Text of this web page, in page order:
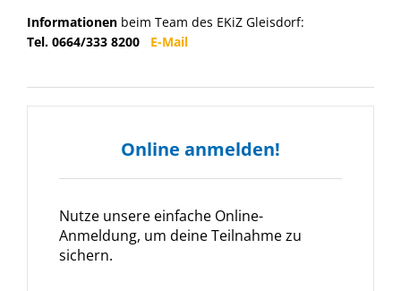
Informationen beim Team des EKiZ Gleisdorf:
Tel. 0664/333 8200 E-Mail
Online anmelden!
Nutze unsere einfache Online-
Anmeldung, um deine Teilnahme zu
sichern.